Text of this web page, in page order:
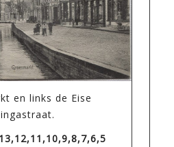
en links de Eise
13,12,11,10,9,8,7,6,5